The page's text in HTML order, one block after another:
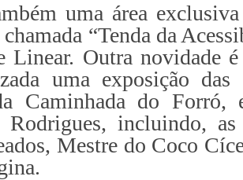
uma área
chamada “Tenda da
Linear. Outra novidade
uma exposição
Caminhada do Forró,
Rodrigues, incluindo,
Mestre do Coco